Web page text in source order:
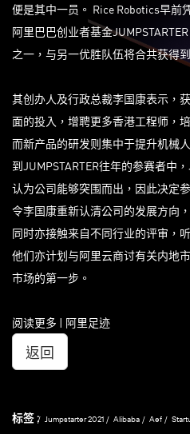
便是其中一员。 Rice Robotics早前
阿里巴巴创业者基金
之一，与另一优胜队伍将合共获得
其创办人及行政总裁李国康表示，
面的投入，增聘更多香港工程师，
而新产品的研发则集中于提升机械
到JUMPSTARTER往年的参赛者中
认为公司能够突围而出，因此决定
令李国康重新认清公司的发展方向
同时亦接触来自不同行业的评审，
他们亦计划与阿里云商讨有关内地
市场的第一步。
阅读更多 | 阿里足迹
返回
标签 : Jumpstarter 2021 Alibaba Aef